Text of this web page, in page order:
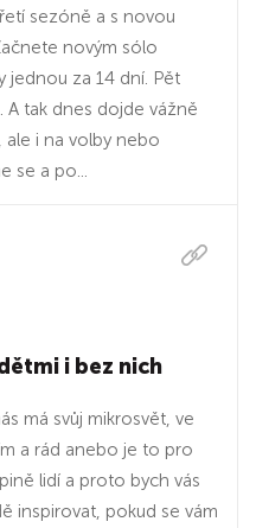
sezóně a s novou
novým sólo
jednou za 14 dní. Pět
A tak dnes dojde vážně
ale i na volby nebo
se a po...
i bez nich
má svůj mikrosvět, ve
a rád anebo je to pro
lidí a proto bych vás
inspirovat, pokud se vám